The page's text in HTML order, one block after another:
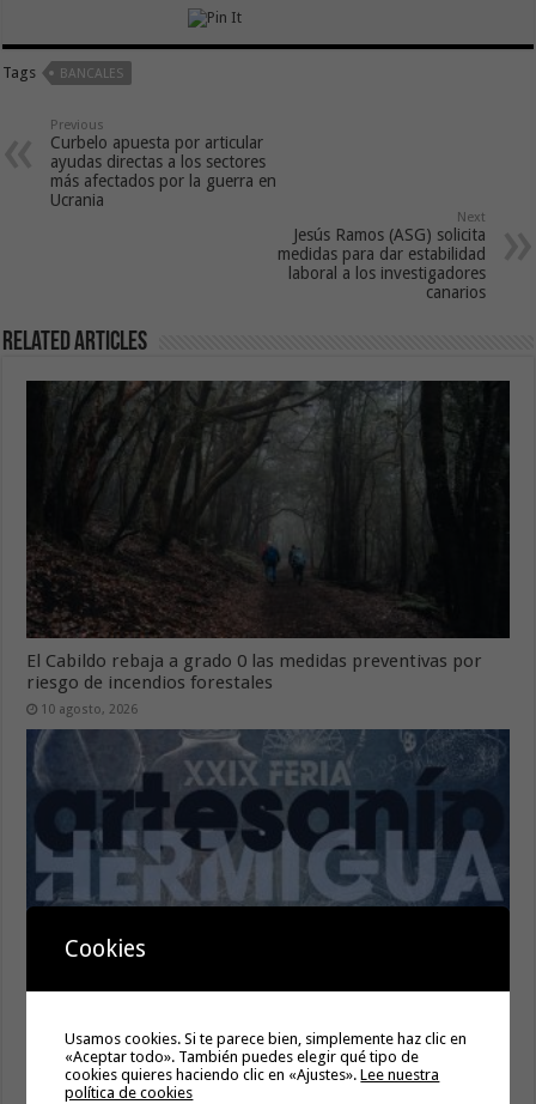
Tags BANCALES
Previous
Curbelo apuesta por articular
ayudas directas a los sectores
más afectados por la guerra en
Ucrania
Next
Jesús Ramos (ASG) solicita
medidas para dar estabilidad
laboral a los investigadores
canarios
Related Articles
El Cabildo rebaja a grado 0 las medidas preventivas por
riesgo de incendios forestales
10 agosto, 2026
programación para los días 15 y 16 de agosto
10 agosto, 2026
Cookies
Usamos cookies. Si te parece bien, simplemente haz clic en
«Aceptar todo». También puedes elegir qué tipo de
cookies quieres haciendo clic en «Ajustes».Lee nuestra
política de cookies